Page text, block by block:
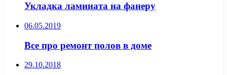
Укладка ламината на фанеру
06.05.2019
Все про ремонт полов в доме
29.10.2018